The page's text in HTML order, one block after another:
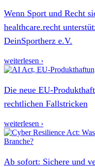
Wenn Sport und Recht
healthcare.recht
DeinSportherz e.V.
weiterlesen ›
Die neue EU-
rechtlichen Fallstricken
weiterlesen ›
Ab sofort: Sichere und